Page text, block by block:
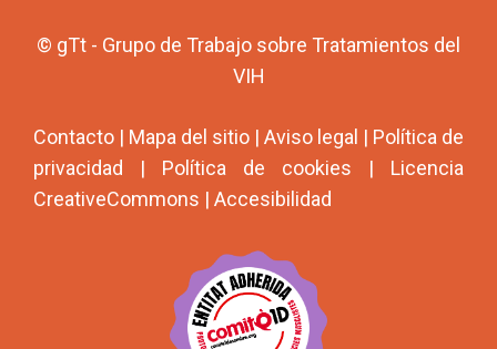
© gTt - Grupo de Trabajo sobre Tratamientos del
VIH
Contacto | Mapa del sitio | Aviso legal | Política de
privacidad | Política de cookies | Licencia
CreativeCommons | Accesibilidad